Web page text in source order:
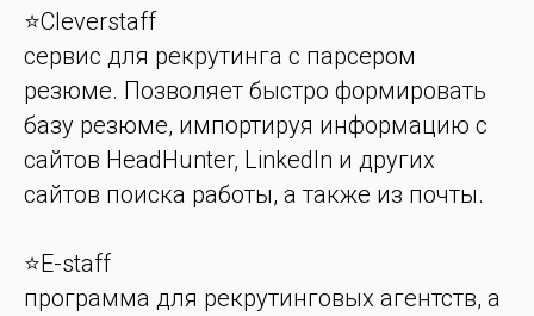
⭐️Cleverstaff
сервис для рекрутинга с парсером
резюме. Позволяет быстро формировать
базу резюме, импортируя информацию с
сайтов HeadHunter, LinkedIn и других
сайтов поиска работы, а также из почты.
⭐️E-staff
программа для рекрутинговых агентств, а